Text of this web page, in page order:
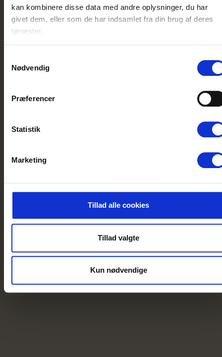
kan kombinere disse data med andre oplysninger, du har
givet dem, eller som de har indsamlet fra din brug af deres
tjenester.
Nødvendig
Præferencer
Statistik
Marketing
Tillad alle cookies
Tillad valgte
Kun nødvendige